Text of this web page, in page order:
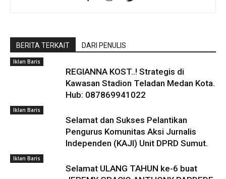
BERITA TERKAIT DARI PENULIS
Iklan Baris
REGIANNA KOST..! Strategis di
Kawasan Stadion Teladan Medan Kota.
Hub: 087869941022
Iklan Baris
Selamat dan Sukses Pelantikan
Pengurus Komunitas Aksi Jurnalis
Independen (KAJI) Unit DPRD Sumut.
Iklan Baris
Selamat ULANG TAHUN ke-6 buat